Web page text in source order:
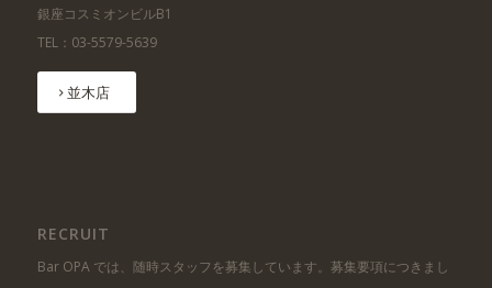
銀座コスミオンビルB1
TEL：03-5579-5639
並木店
RECRUIT
Bar OPA では、随時スタッフを募集しています。募集要項につきまし